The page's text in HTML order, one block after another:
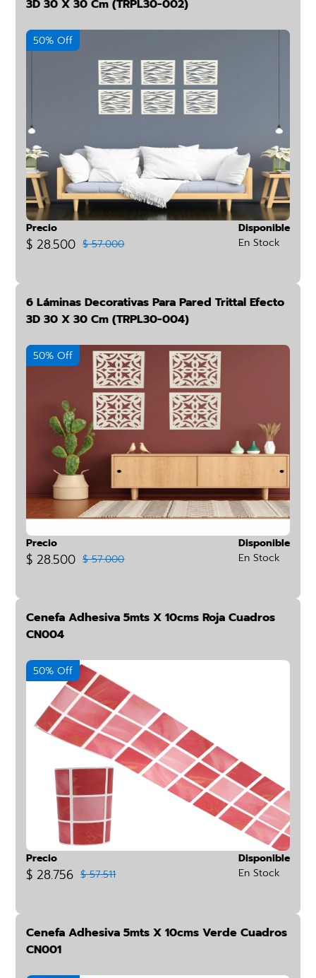
3D 30 X 30 Cm (TRPL30-002)
50% Off
Precio
$ 28.500 $ 57.000
Disponible
En Stock
6 Láminas Decorativas Para Pared Trittal Efecto
3D 30 X 30 Cm (TRPL30-004)
50% Off
Precio
$ 28.500 $ 57.000
Disponible
En Stock
Cenefa Adhesiva 5mts X 10cms Roja Cuadros
CN004
50% Off
Precio
$ 28.756 $ 57.511
Disponible
En Stock
Cenefa Adhesiva 5mts X 10cms Verde Cuadros
CN001